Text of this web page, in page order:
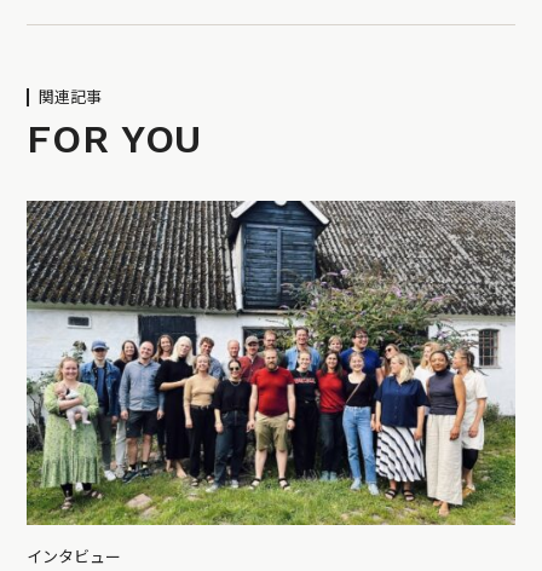
関連記事
FOR YOU
インタビュー